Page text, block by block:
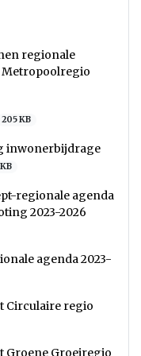
regionale
Metropoolregio
205 KB
inwonerbijdrage
regionale agenda
2023-2026
agenda 2023-
Circulaire regio
Groene Groeiregio